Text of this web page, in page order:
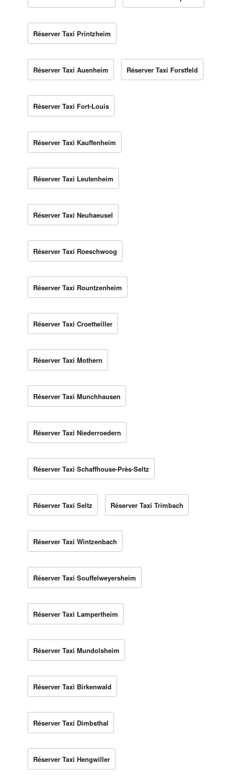
Réserver Taxi Printzheim
Réserver Taxi Auenheim Réserver Taxi Forstfeld
Réserver Taxi Fort-Louis
Réserver Taxi Kauffenheim
Réserver Taxi Leutenheim
Réserver Taxi Neuhaeusel
Réserver Taxi Roeschwoog
Réserver Taxi Rountzenheim
Réserver Taxi Croettwiller
Réserver Taxi Mothern
Réserver Taxi Munchhausen
Réserver Taxi Niederroedern
Réserver Taxi Schaffhouse-Près-Seltz
Réserver Taxi Seltz Réserver Taxi Trimbach
Réserver Taxi Wintzenbach
Réserver Taxi Souffelweyersheim
Réserver Taxi Lampertheim
Réserver Taxi Mundolsheim
Réserver Taxi Birkenwald
Réserver Taxi Dimbsthal
Réserver Taxi Hengwiller